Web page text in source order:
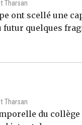
Tharsan
ont scellé une
quelques
Tharsan
du